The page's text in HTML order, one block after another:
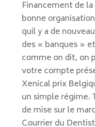
Financement de
bonne
quil y a de
des « banques »
comme on dit, on
votre compte
Xenical prix
un simple régime.
de mise sur le
Courrier du